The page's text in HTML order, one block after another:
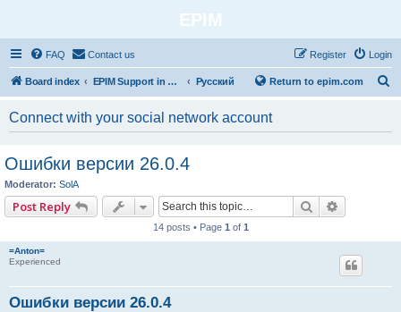
EPIM
FAQ Contact us Login
Register
Board index EPIM Support in Different Languages Русский Return to epim.com
Connect with your social network account
Ошибки версии 26.0.4
Moderator: SolA
Post Reply Search
14 posts • Page 1 of 1
=Anton=
Experienced
Ошибки версии 26.0.4